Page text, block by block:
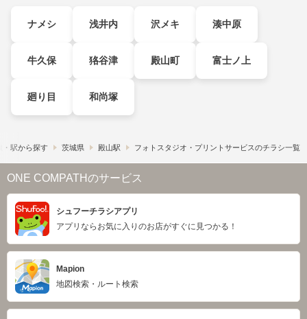
ナメシ 浅井内 沢メキ 湊中原
牛久保 狢谷津 殿山町 富士ノ上
廻り目 和尚塚
・駅から探す 茨城県 殿山駅 フォトスタジオ・プリントサービスのチラシ一覧
ONE COMPATHのサービス
シュフーチラシアプリ
アプリならお気に入りのお店がすぐに見つかる！
Mapion
地図検索・ルート検索